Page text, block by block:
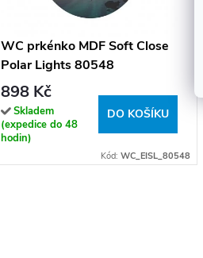
WC prkénko MDF Soft Close
Polar Lights 80548
898 Kč
Skladem
(expedice do 48
hodin)
DO KOŠÍKU
Kód: WC_EISL_80548